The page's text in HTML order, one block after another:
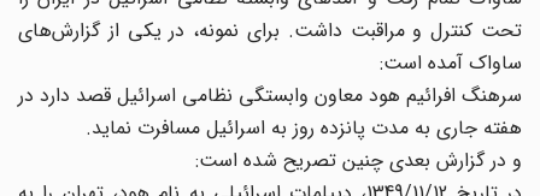
تحت کنترل و مراقبت داشت. برای نمونه، در یکی از گزارش‌های
ساواک آمده است:
سرهنگ افرائیم هود معاون وابستگی نظامی اسرائیل قصد دارد در
هفته جاری به مدت پانزده روز به اسرائیل مسافرت نماید.
و در گزارش بعدی چنین تصریح شده است: